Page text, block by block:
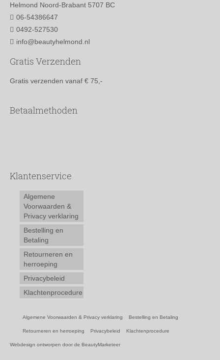
Helmond Noord-Brabant 5707 BC
06-54386647
0492-527530
info@beautyhelmond.nl
Gratis Verzenden
Gratis verzenden vanaf € 75,-
Betaalmethoden
Klantenservice
Algemene
Voorwaarden &
Privacy verklaring
Bestelling en
Betaling
Retourneren en
herroeping
Privacybeleid
Klachtenprocedure
Algemene Voorwaarden & Privacy verklaring Bestelling en Betaling
Retourneren en herroeping Privacybeleid Klachtenprocedure
Webdesign ontworpen door de BeautyMarketeer